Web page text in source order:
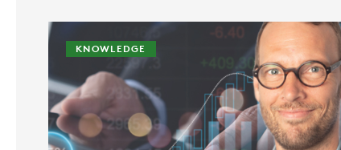
KNOWLEDGE